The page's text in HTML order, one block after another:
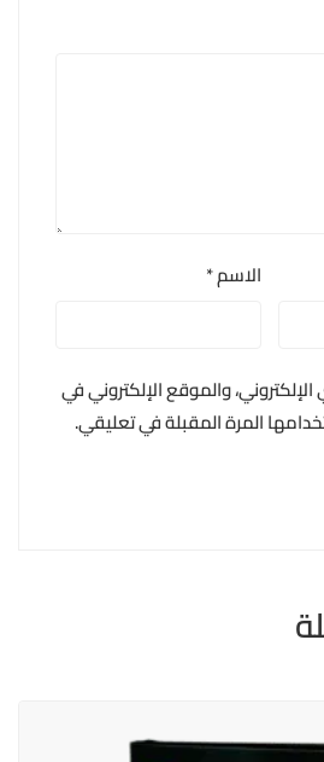
الاسم*
والموقع الإلكتروني في
المرة المقبلة في تعليقي.